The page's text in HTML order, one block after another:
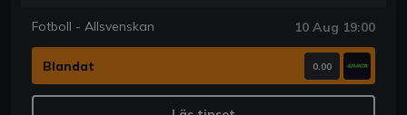
Fotboll - Allsvenskan 10 Aug 19:00
Blandat 0.00